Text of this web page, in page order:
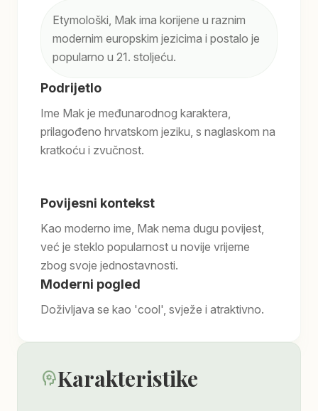
Etymološki, Mak ima korijene u raznim
modernim europskim jezicima i postalo je
popularno u 21. stoljeću.
Podrijetlo
Ime Mak je međunarodnog karaktera,
prilagođeno hrvatskom jeziku, s naglaskom na
kratkoću i zvučnost.
Povijesni kontekst
Kao moderno ime, Mak nema dugu povijest,
već je steklo popularnost u novije vrijeme
zbog svoje jednostavnosti.
Moderni pogled
Doživljava se kao 'cool', svježe i atraktivno.
psychologyKarakteristike